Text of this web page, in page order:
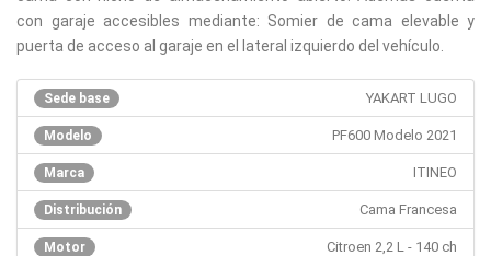
con garaje accesibles mediante: Somier de cama elevable y
puerta de acceso al garaje en el lateral izquierdo del vehículo.
Sede base YAKART LUGO
Modelo PF600 Modelo 2021
Marca ITINEO
Distribución Cama Francesa
Motor Citroen 2,2 L - 140 ch